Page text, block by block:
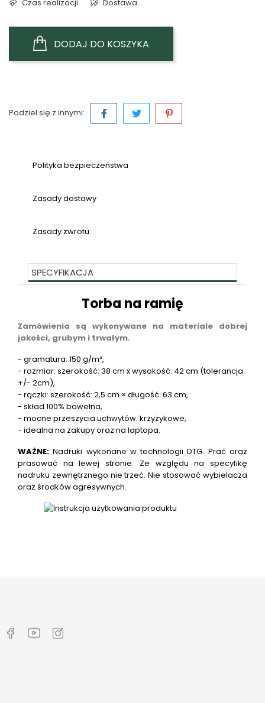
Czas realizacji Dostawa
DODAJ DO KOSZYKA
Podziel się z innymi:
Polityka bezpieczeństwa
Zasady dostawy
Zasady zwrotu
SPECYFIKACJA
Torba na ramię
Zamówienia są wykonywane na materiale dobrej
jakości, grubym i trwałym.
- gramatura: 150 g/m²,
- rozmiar: szerokość: 38 cm x wysokość: 42 cm (tolerancja
+/- 2cm),
- rączki: szerokość: 2,5 cm × długość: 63 cm,
- skład 100% bawełna,
- mocne przeszycia uchwytów: krzyżykowe,
- idealna na zakupy oraz na laptopa.
WAŻNE:Nadruki wykonane w technologii DTG. Prać oraz
prasować na lewej stronie. Ze względu na specyfikę
nadruku zewnętrznego nie trzeć. Nie stosować wybielacza
oraz środków agresywnych.